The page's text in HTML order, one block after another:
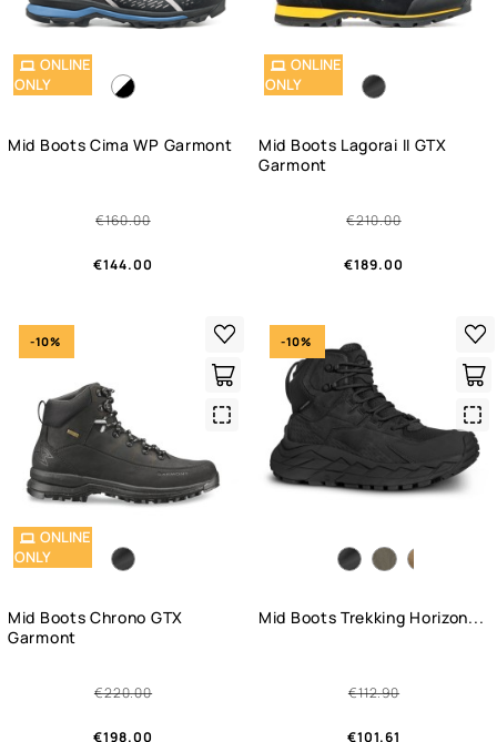
Mid Boots Cima WP Garmont
€144.00
€160.00
ONLINE
ONLY
Mid Boots Lagorai II GTX
Garmont
€189.00
€210.00
ONLINE
ONLY
Mid Boots Chrono GTX
Garmont
€198.00
€220.00
Quick
ONLINE
ONLY
-10%
Mid Boots Trekking Horizon...
€101.61
€112.90
-10%